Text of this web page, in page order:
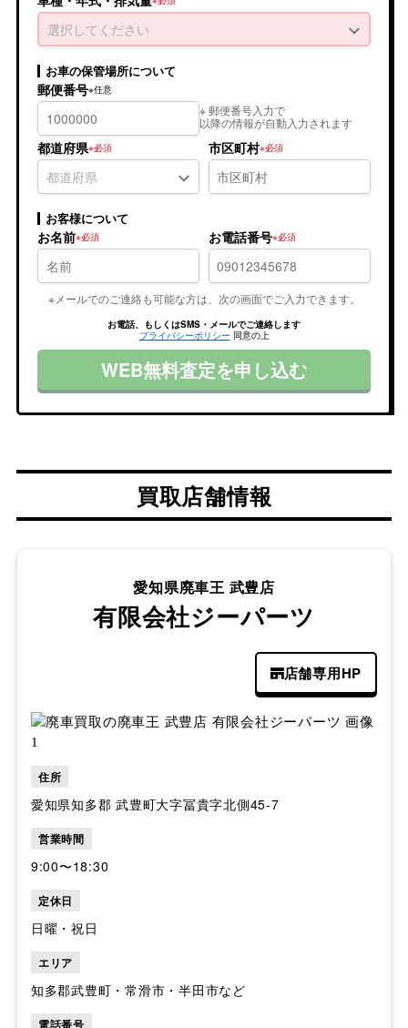
選択してください
お車の保管場所について
郵便番号
※ 郵便番号入力で
以降の情報が自動入力されます
都道府県 市区町村
お客様について
お名前 お電話番号
※メールでのご連絡も可能な方は、次の画面でご入力できます。
お電話、もしくはSMS・メールでご連絡します
プライバシーポリシー 同意の上
WEB無料査定を申し込む
買取店舗情報
愛知県廃車王 武豊店
有限会社ジーパーツ
店舗専用HP
住所
愛知県知多郡 武豊町大字冨貴字北側45-7
営業時間
9:00〜18:30
定休日
日曜・祝日
エリア
知多郡武豊町・常滑市・半田市など
電話番号